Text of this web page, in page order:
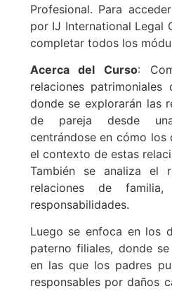
Profesional. Para
por IJ International Legal
completar todos los
Acerca del Curso:
relaciones
donde se explorarán las
de pareja desde
centrándose en cómo los
el contexto de estas
También se analiza el
relaciones de
responsabilidades.
Luego se enfoca en los
paterno filiales, donde
en las que los padres
responsables por daños